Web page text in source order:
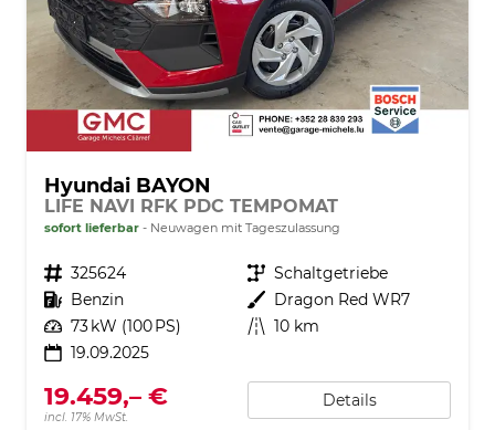
Hyundai BAYON
LIFE NAVI RFK PDC TEMPOMAT
sofort lieferbar Neuwagen mit Tageszulassung
Fahrzeugnr. 325624 Getriebe Schaltgetriebe
Kraftstoff Benzin Außenfarbe Dragon Red WR7
Leistung 73 kW (100 PS) Kilometerstand 10 km
19.09.2025
19.459,– €
incl. 17% MwSt.
Details